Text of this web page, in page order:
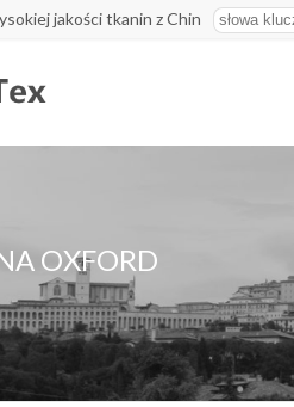
jakości tkanin z Chin
OXFORD